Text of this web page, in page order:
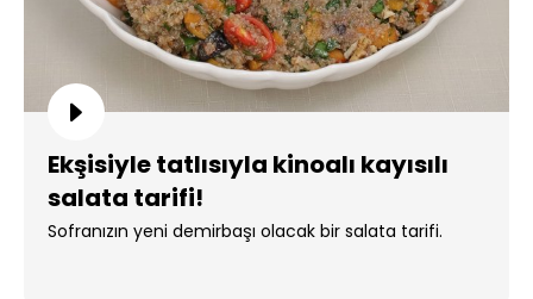
Ekşisiyle tatlısıyla kinoalı kayısılı
salata tarifi!
Sofranızın yeni demirbaşı olacak bir salata tarifi.